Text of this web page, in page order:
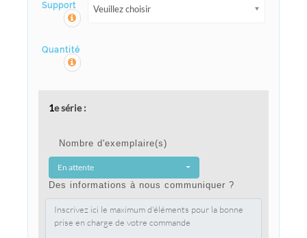
Support Veuillez choisir
Quantité
1e série :
Nombre d'exemplaire(s)
En attente
Des informations à nous communiquer ?